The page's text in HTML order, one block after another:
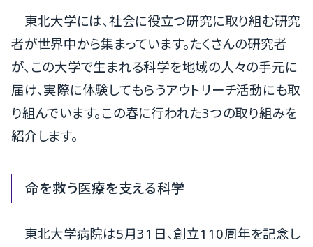
東北大学には、社会に役立つ研究に取り組む研究
者が世界中から集まっています。たくさんの研究者
が、この大学で生まれる科学を地域の人々の手元に
届け、実際に体験してもらうアウトリーチ活動にも取
り組んでいます。この春に行われた3つの取り組みを
紹介します。
命を救う医療を支える科学
東北大学病院は5月31日、創立110周年を記念し